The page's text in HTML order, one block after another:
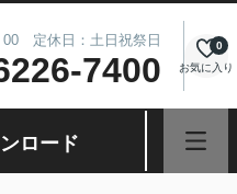
00 定休日：土日祝祭日
7400 お気に入り
0
ロード